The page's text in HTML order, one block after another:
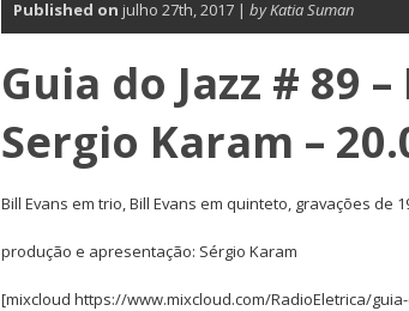
Published on julho 27th, 2017 | by Katia Suman
Guia do Jazz # 89
Sergio Karam –
Bill Evans em trio, Bill Evans em quinteto, gravações de
produção e apresentação: Sérgio Karam
[mixcloud https://www.mixcloud.com/RadioEletrica/